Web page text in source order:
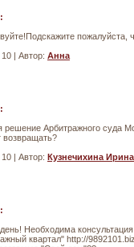
| Автор: Анна
решение Арбитражного суда
возвращать?
| Автор: Кузнечихина
Необходима
квартал" http://